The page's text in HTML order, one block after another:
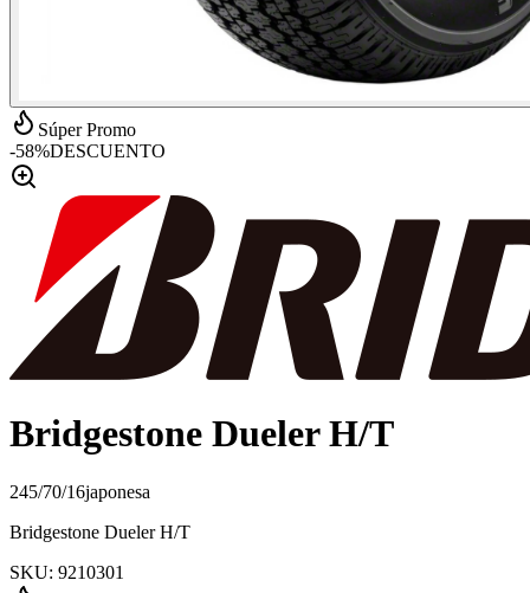
Súper Promo
-58%DESCUENTO
Bridgestone Dueler H/T
245/70/16japonesa
Bridgestone Dueler H/T
SKU: 9210301